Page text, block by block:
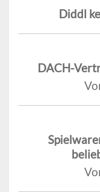
Diddl
DACH-